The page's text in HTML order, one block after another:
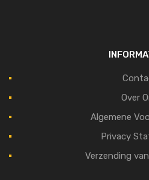
Over
Algemene
Privacy
Verzending